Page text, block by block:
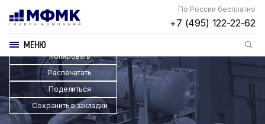
По России бесплатно
+7 (495) 122-22-62
МЕНЮ
Копировать
Распечатать
Поделиться
Сохранить в закладки